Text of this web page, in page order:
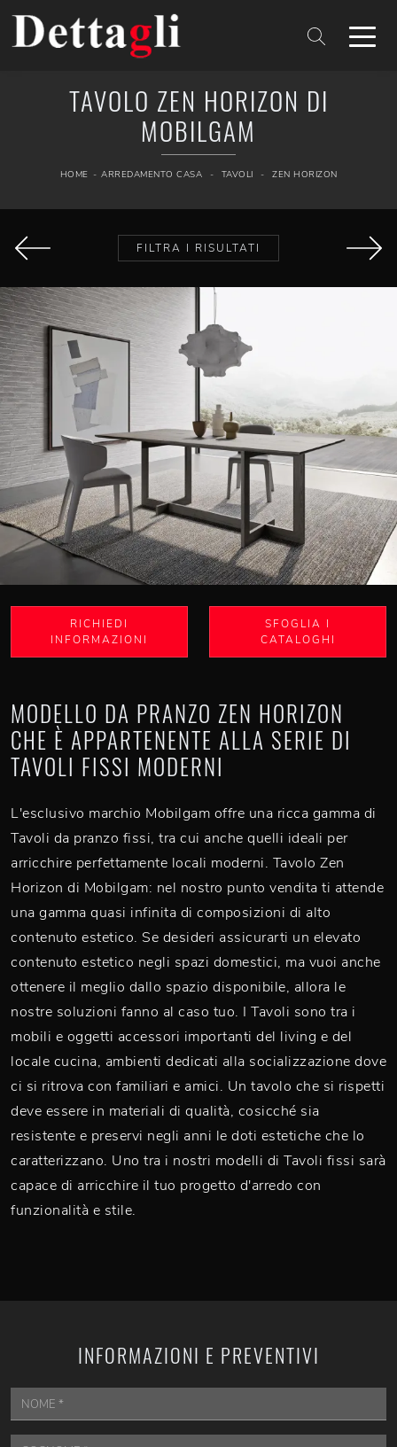
TAVOLO ZEN HORIZON DI
MOBILGAM
HOME - ARREDAMENTO CASA - TAVOLI - ZEN HORIZON
FILTRA I RISULTATI
RICHIEDI
INFORMAZIONI
SFOGLIA I
CATALOGHI
MODELLO DA PRANZO ZEN HORIZON
CHE È APPARTENENTE ALLA SERIE DI
TAVOLI FISSI MODERNI
L'esclusivo marchio Mobilgam offre una ricca gamma di
Tavoli da pranzo fissi, tra cui anche quelli ideali per
arricchire perfettamente locali moderni. Tavolo Zen
Horizon di Mobilgam: nel nostro punto vendita ti attende
una gamma quasi infinita di composizioni di alto
contenuto estetico. Se desideri assicurarti un elevato
contenuto estetico negli spazi domestici, ma vuoi anche
ottenere il meglio dallo spazio disponibile, allora le
nostre soluzioni fanno al caso tuo. I Tavoli sono tra i
mobili e oggetti accessori importanti del living e del
locale cucina, ambienti dedicati alla socializzazione dove
ci si ritrova con familiari e amici. Un tavolo che si rispetti
deve essere in materiali di qualità, cosicché sia
resistente e preservi negli anni le doti estetiche che lo
caratterizzano. Uno tra i nostri modelli di Tavoli fissi sarà
capace di arricchire il tuo progetto d'arredo con
funzionalità e stile.
INFORMAZIONI E PREVENTIVI